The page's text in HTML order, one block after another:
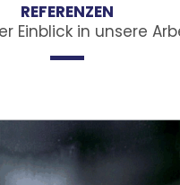
REFERENZEN
Einblick in unsere